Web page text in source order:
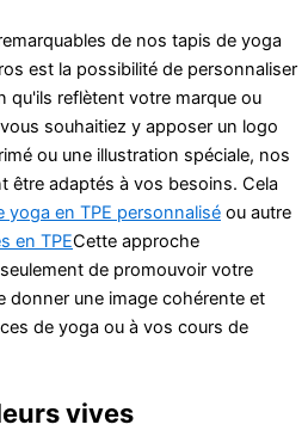
de nos tapis de yoga
est la possibilité de personnaliser
qu'ils reflètent votre marque ou
souhaitiez y apposer un logo
ou une illustration spéciale, nos
être adaptés à vos besoins. Cela
yoga en TPE personnalisé ou autre
en TPECette approche
de promouvoir votre
donner une image cohérente et
de yoga ou à vos cours de
vives